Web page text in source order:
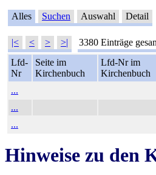
Alles Suchen Auswahl Detail
|< < > >| 3380 Einträge
Lfd-
Nr
Seite im
Kirchenbuch
Lfd-Nr im
Kirchenbuch
...
...
...
Hinweise zu den